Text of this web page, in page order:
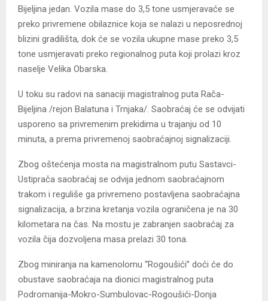
Bijeljina jedan. Vozila mase do 3,5 tone usmjeravaće se
preko privremene obilaznice koja se nalazi u neposrednoj
blizini gradilišta, dok će se vozila ukupne mase preko 3,5
tone usmjeravati preko regionalnog puta koji prolazi kroz
naselje Velika Obarska.
U toku su radovi na sanaciji magistralnog puta Rača-
Bijeljina /rejon Balatuna i Trnjaka/. Saobraćaj će se odvijati
usporeno sa privremenim prekidima u trajanju od 10
minuta, a prema privremenoj saobraćajnoj signalizaciji.
Zbog oštećenja mosta na magistralnom putu Sastavci-
Ustiprača saobraćaj se odvija jednom saobraćajnom
trakom i reguliše ga privremeno postavljena saobraćajna
signalizacija, a brzina kretanja vozila ograničena je na 30
kilometara na čas. Na mostu je zabranjen saobraćaj za
vozila čija dozvoljena masa prelazi 30 tona.
Zbog miniranja na kamenolomu “Rogoušići” doći će do
obustave saobraćaja na dionici magistralnog puta
Podromanija-Mokro-Sumbulovac-Rogoušići-Donja